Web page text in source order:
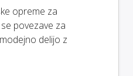
opreme za
povezave za
delijo z